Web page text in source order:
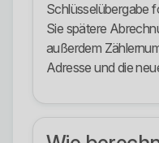
Schlüsselübergabe
Sie spätere
außerdem
Adresse und die